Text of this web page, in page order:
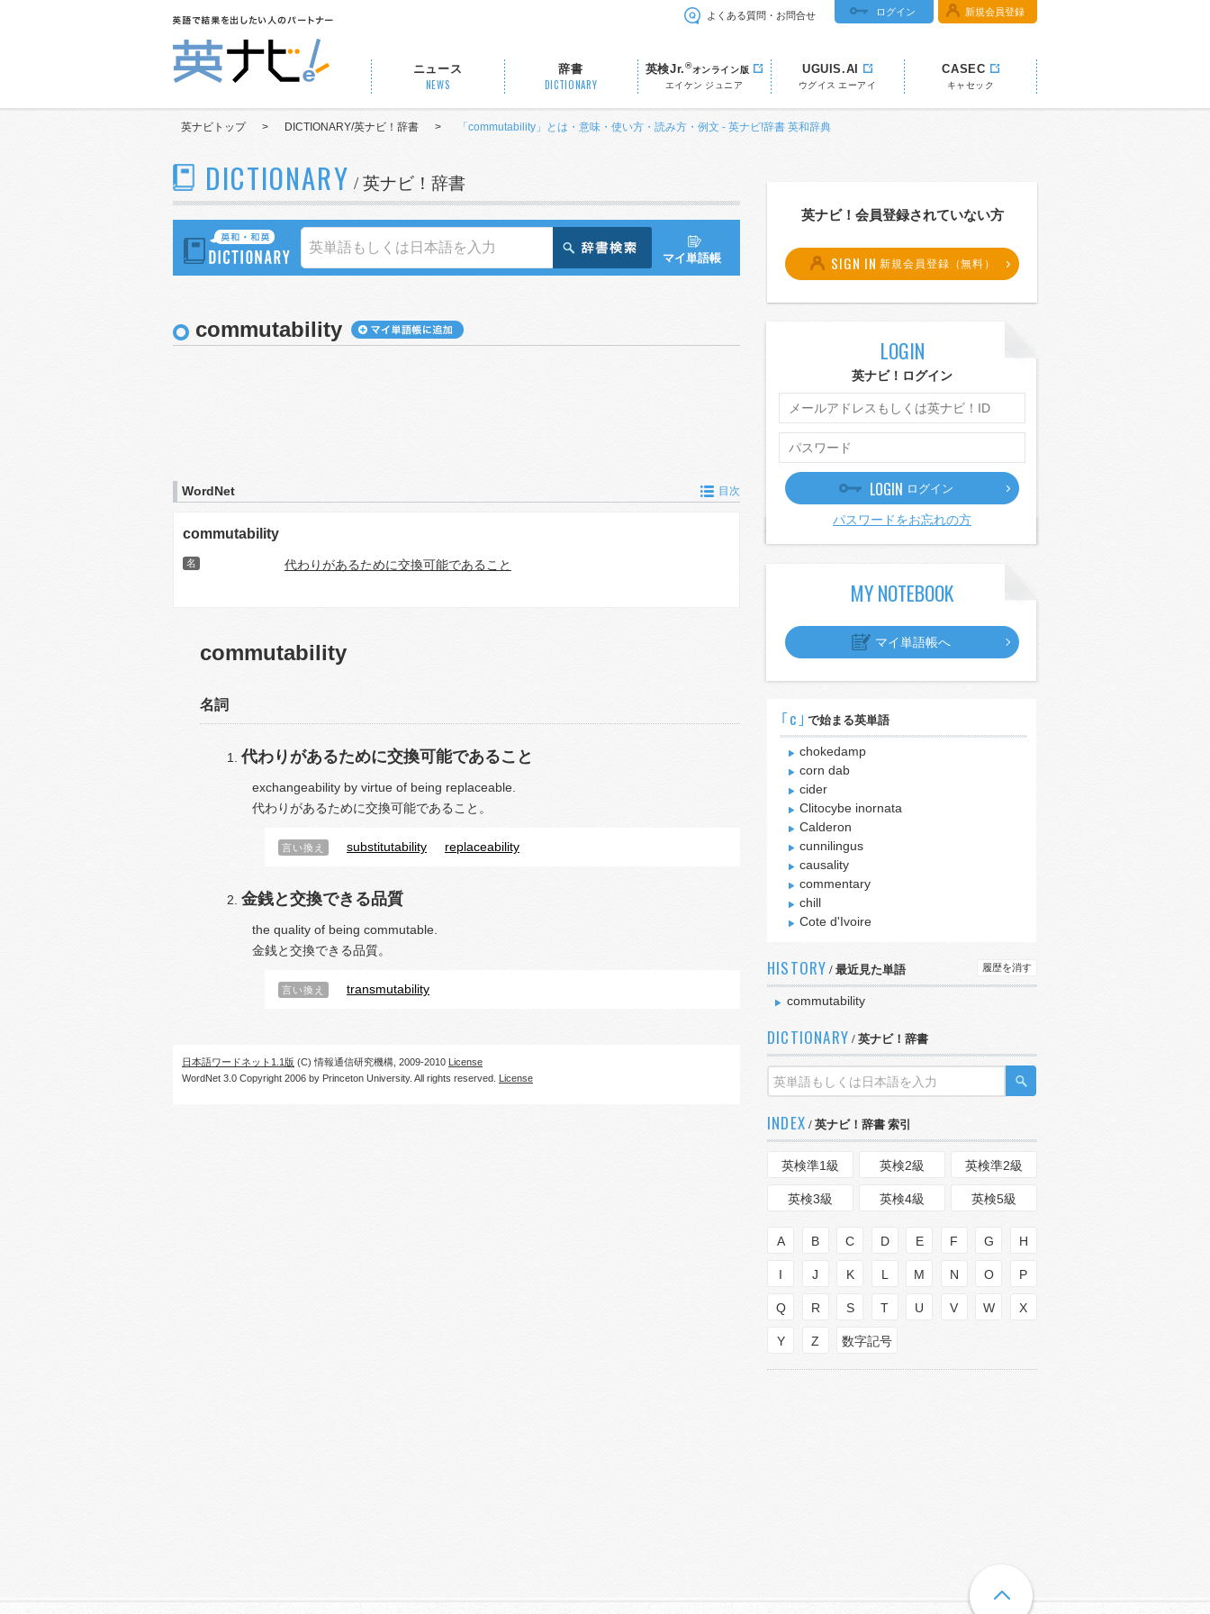
よくある質問・お問合せ ログイン 新規会員登録
ニュース
NEWS
辞書
DICTIONARY
英検Jr.®オンライン版
エイケン ジュニア
UGUIS.AI
ウグイス エーアイ
CASEC
キャセック
英ナビトップ > DICTIONARY/英ナビ！辞書 > 「commutability」とは・意味・使い方・読み方・例文 - 英ナビ!辞書 英和辞典
DICTIONARY / 英ナビ！辞書
マイ単語帳
commutability
WordNet 目次
commutability
名 代わりがあるために交換可能であること
commutability
名詞
代わりがあるために交換可能であること
exchangeability by virtue of being replaceable.
代わりがあるために交換可能であること。
言い換え substitutability replaceability
金銭と交換できる品質
the quality of being commutable.
金銭と交換できる品質。
言い換え transmutability
日本語ワードネット1.1版 (C) 情報通信研究機構, 2009-2010 License
WordNet 3.0 Copyright 2006 by Princeton University. All rights reserved. License
英ナビ！会員登録されていない方
SIGN IN 新規会員登録（無料）
LOGIN
英ナビ！ログイン
LOGIN ログイン
パスワードをお忘れの方
MY NOTEBOOK
マイ単語帳へ
｢c｣ で始まる英単語
chokedamp
corn dab
cider
Clitocybe inornata
Calderon
cunnilingus
causality
commentary
chill
Cote d'Ivoire
HISTORY / 最近見た単語 履歴を消す
commutability
DICTIONARY / 英ナビ！辞書
INDEX / 英ナビ！辞書 索引
英検準1級 英検2級 英検準2級
英検3級 英検4級 英検5級
A B C D E F G H
I J K L M N O P
Q R S T U V W X
Y Z 数字記号